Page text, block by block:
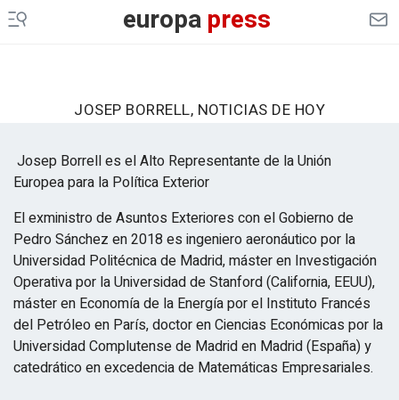
europapress
JOSEP BORRELL, NOTICIAS DE HOY
Josep Borrell es el Alto Representante de la Unión
Europeapara la Política Exterior
El exministro de Asuntos Exteriores con el Gobierno de
Pedro Sánchez en 2018 es ingeniero aeronáutico por la
Universidad Politécnica de Madrid, máster en Investigación
Operativa por la Universidad de Stanford (California, EEUU),
máster en Economía de la Energía por el Instituto Francés
del Petróleo en París, doctor en Ciencias Económicas por la
Universidad Complutense de Madrid en Madrid (España) y
catedrático en excedencia de Matemáticas Empresariales.